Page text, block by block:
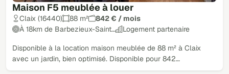
Maison F5 meublée à louer
Claix (16440) 88 m²
842 € / mois
À 18km de Barbezieux-Saint…
Logement partenaire
Disponible à la location maison meublée de 88 m² à Claix
avec un jardin, bien optimisé. Disponible pour 842…